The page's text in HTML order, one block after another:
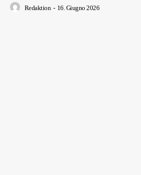
Redaktion - 16. Giugno 2026